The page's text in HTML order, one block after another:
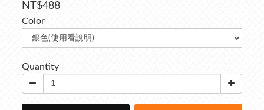
NT$488
Color
Quantity